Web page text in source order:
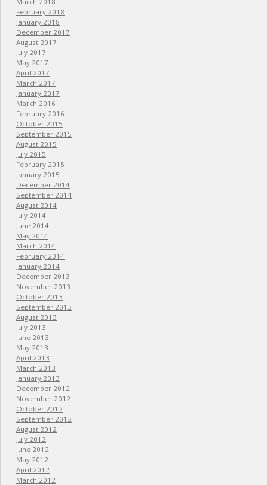
February 2018
January 2018
December 2017
August 2017
July 2017
May 2017
April 2017
March 2017
January 2017
March 2016
February 2016
October 2015
September 2015
August 2015
July 2015
February 2015
January 2015
December 2014
September 2014
August 2014
July 2014
June 2014
May 2014
March 2014
February 2014
January 2014
December 2013
November 2013
October 2013
September 2013
August 2013
July 2013
June 2013
May 2013
April 2013
March 2013
January 2013
December 2012
November 2012
October 2012
September 2012
August 2012
July 2012
June 2012
May 2012
April 2012
March 2012